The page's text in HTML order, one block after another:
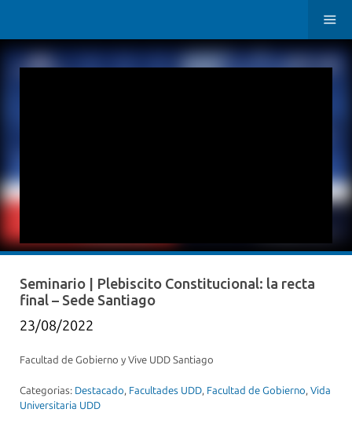
Seminario | Plebiscito Constitucional: la recta
final – Sede Santiago
23/08/2022
Facultad de Gobierno y Vive UDD Santiago
Categorias: Destacado, Facultades UDD, Facultad de Gobierno, Vida
Universitaria UDD